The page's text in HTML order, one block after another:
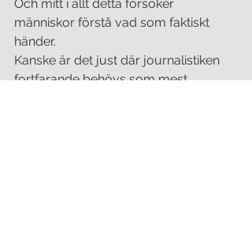
Och mitt i allt detta försöker
människor förstå vad som faktiskt
händer.
Kanske är det just där journalistiken
fortfarande behövs som mest.